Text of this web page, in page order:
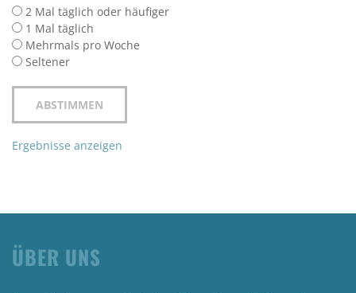
2 Mal täglich oder häufiger
1 Mal täglich
Mehrmals pro Woche
Seltener
Ergebnisse anzeigen
ÜBER UNS